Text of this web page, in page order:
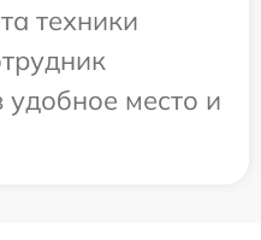
техники
удобное место и